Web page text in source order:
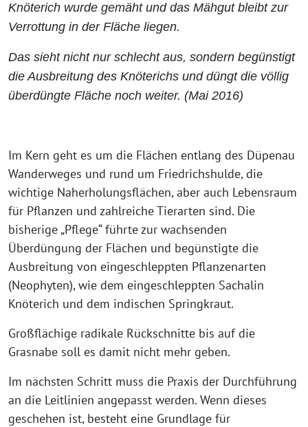
Knöterich wurde gemäht und das Mähgut bleibt zur
Verrottung in der Fläche liegen.
Das sieht nicht nur schlecht aus, sondern begünstigt
die Ausbreitung des Knöterichs und düngt die völlig
überdüngte Fläche noch weiter. (Mai 2016)
Im Kern geht es um die Flächen entlang des Düpenau
Wanderweges und rund um Friedrichshulde, die
wichtige Naherholungsflächen, aber auch Lebensraum
für Pflanzen und zahlreiche Tierarten sind. Die
bisherige „Pflege“ führte zur wachsenden
Überdüngung der Flächen und begünstigte die
Ausbreitung von eingeschleppten Pflanzenarten
(Neophyten), wie dem eingeschleppten Sachalin
Knöterich und dem indischen Springkraut.
Großflächige radikale Rückschnitte bis auf die
Grasnabe soll es damit nicht mehr geben.
Im nächsten Schritt muss die Praxis der Durchführung
an die Leitlinien angepasst werden. Wenn dieses
geschehen ist, besteht eine Grundlage für